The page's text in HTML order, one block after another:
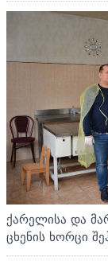
ქარელისა და
ცხენის ხორცი